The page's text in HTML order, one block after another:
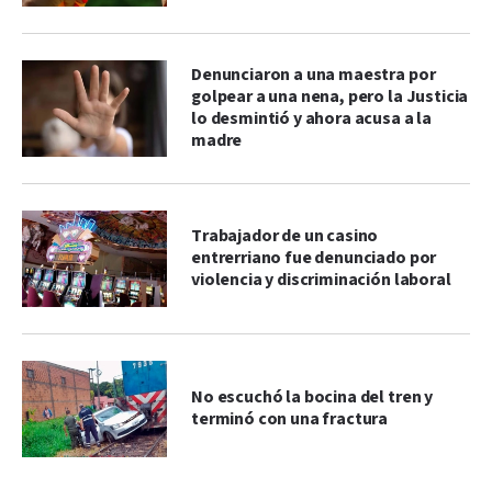
Denunciaron a una maestra por
golpear a una nena, pero la Justicia
lo desmintió y ahora acusa a la
madre
Trabajador de un casino
entrerriano fue denunciado por
violencia y discriminación laboral
No escuchó la bocina del tren y
terminó con una fractura